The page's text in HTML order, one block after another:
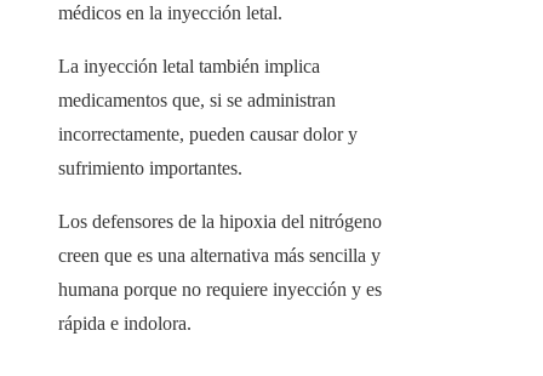
médicos en la inyección letal.
La inyección letal también implica
medicamentos que, si se administran
incorrectamente, pueden causar dolor y
sufrimiento importantes.
Los defensores de la hipoxia del nitrógeno
creen que es una alternativa más sencilla y
humana porque no requiere inyección y es
rápida e indolora.